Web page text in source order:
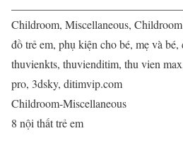
Childroom, Miscellaneous,
đồ trẻ em, phụ kiện cho bé, mẹ và
thuvienkts, thuvienditim, thu vien
pro, 3dsky, ditimvip.com
Childroom-Miscellaneous
8 nội thất trẻ em